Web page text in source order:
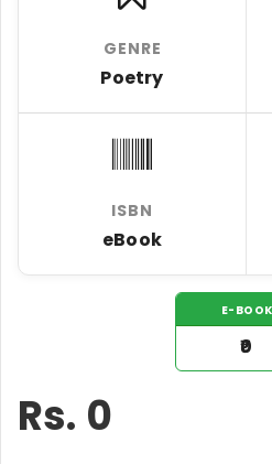
GENRE
Poetry
ISBN
eBook
E-BOOK
₹0
Rs. 0